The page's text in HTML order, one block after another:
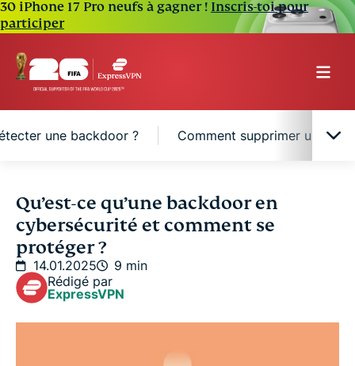
30 iPhone 17 Pro neufs à gagner ! Inscris-toi pour
participer
une backdoor ? Comment supprimer une
Qu'est-ce qu'une backdoor ?
Comment fonctionne une backdoor ?
Quels sont les risques d’une attaque backdoor ?
Qu’est-ce qu’une backdoor en
cybersécurité et comment se
protéger ?
14.01.2025
9 min
Rédigé par
ExpressVPN